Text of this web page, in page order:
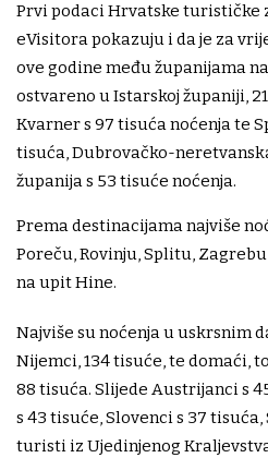
Prvi podaci Hrvatske turističke
eVisitora pokazuju i da je za
ove godine među županijama
ostvareno u Istarskoj županiji,
Kvarner s 97 tisuća noćenja te
tisuća, Dubrovačko-
županija s 53 tisuće noćenja.
Prema destinacijama najviše
Poreču, Rovinju, Splitu,
na upit Hine.
Najviše su noćenja u uskrsnim
Nijemci, 134 tisuće, te domaći,
88 tisuća. Slijede Austrijanci s
s 43 tisuće, Slovenci s 37
turisti iz Ujedinjenog